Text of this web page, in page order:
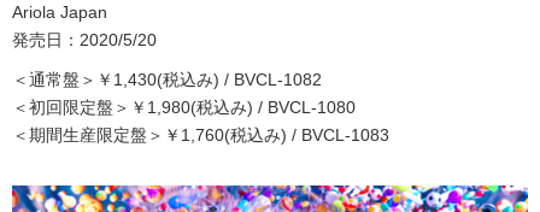
Ariola Japan
発売日：2020/5/20
＜通常盤＞￥1,430(税込み) / BVCL-1082
＜初回限定盤＞￥1,980(税込み) / BVCL-1080
＜期間生産限定盤＞￥1,760(税込み) / BVCL-1083